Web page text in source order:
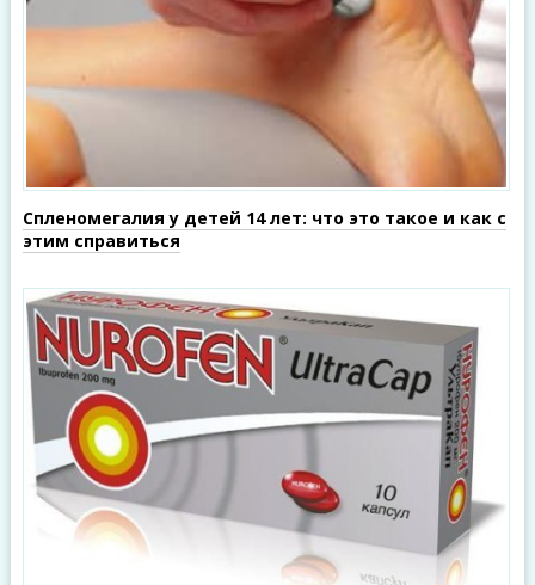
Спленомегалия у детей 14 лет: что это такое и как с
этим справиться